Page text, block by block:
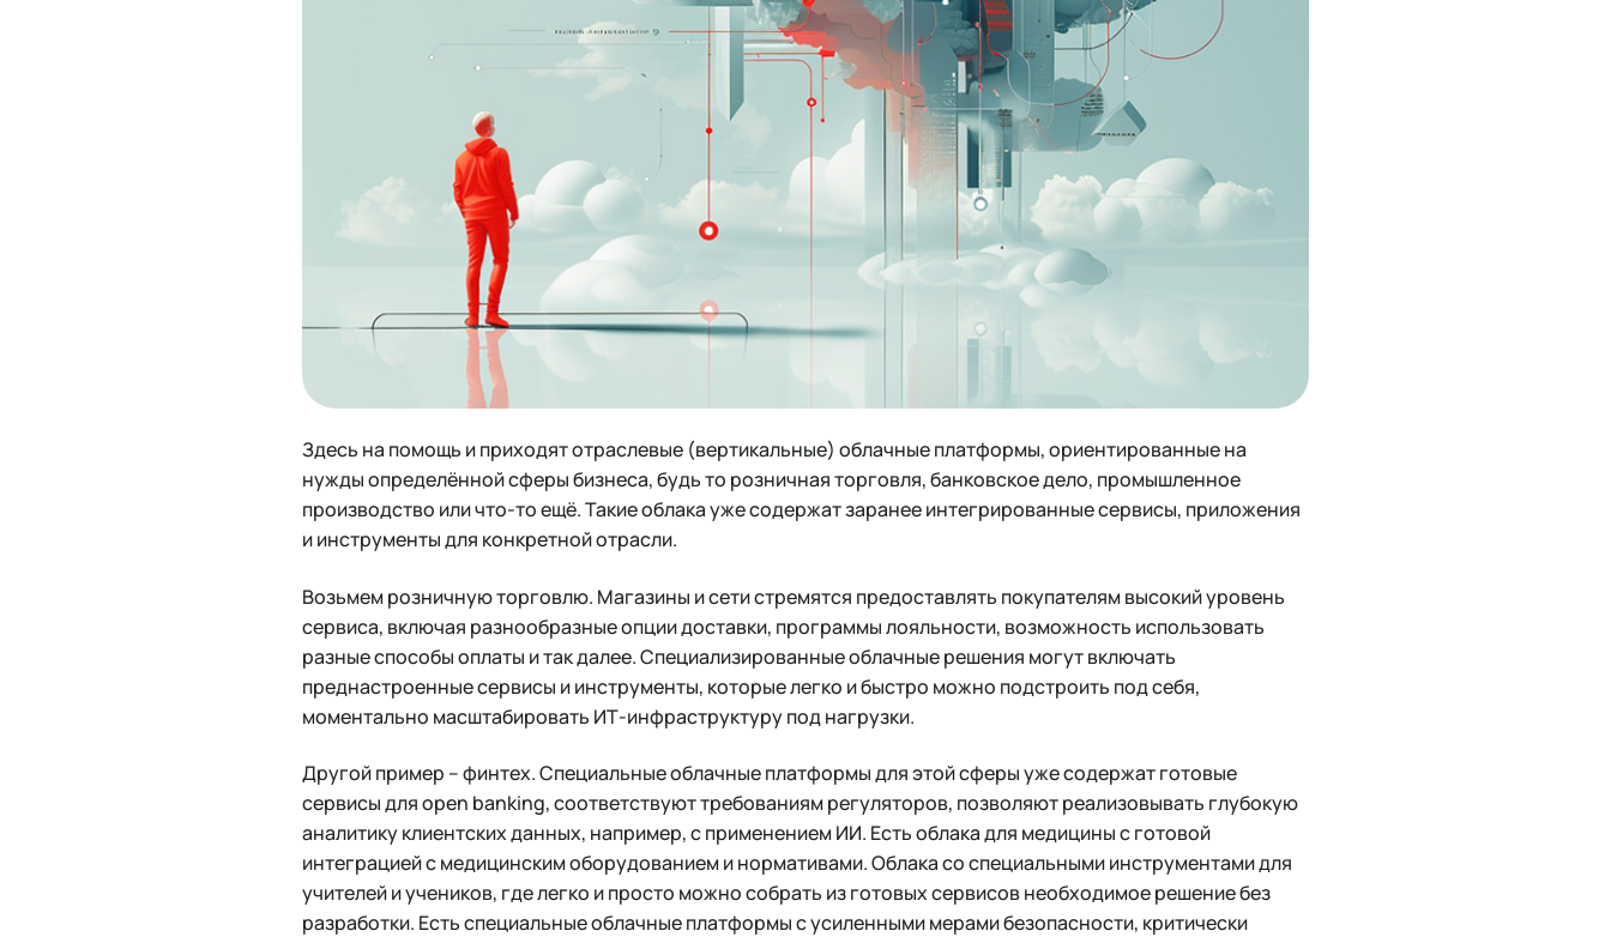
Здесь на помощь и приходят отраслевые (вертикальные) облачные платформы, ориентированные на
нужды определённой сферы бизнеса, будь то розничная торговля, банковское дело, промышленное
производство или что-то ещё. Такие облака уже содержат заранее интегрированные сервисы, приложения
и инструменты для конкретной отрасли.
Возьмем розничную торговлю. Магазины и сети стремятся предоставлять покупателям высокий уровень
сервиса, включая разнообразные опции доставки, программы лояльности, возможность использовать
разные способы оплаты и так далее. Специализированные облачные решения могут включать
преднастроенные сервисы и инструменты, которые легко и быстро можно подстроить под себя,
моментально масштабировать ИТ-инфраструктуру под нагрузки.
Другой пример – финтех. Специальные облачные платформы для этой сферы уже содержат готовые
сервисы для open banking, соответствуют требованиям регуляторов, позволяют реализовывать глубокую
аналитику клиентских данных, например, с применением ИИ. Есть облака для медицины с готовой
интеграцией с медицинским оборудованием и нормативами. Облака со специальными инструментами для
учителей и учеников, где легко и просто можно собрать из готовых сервисов необходимое решение без
разработки. Есть специальные облачные платформы с усиленными мерами безопасности, критически